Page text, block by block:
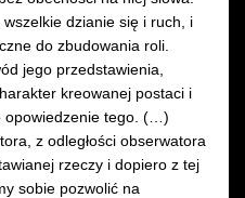
dzianie się i ruch, i
do zbudowania roli.
jego przedstawienia,
kreowanej postaci i
opowiedzenie tego. (…)
z odległości obserwatora
rzeczy i dopiero z tej
sobie pozwolić na